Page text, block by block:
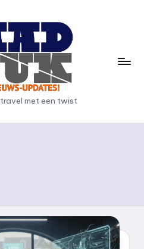
met een twist